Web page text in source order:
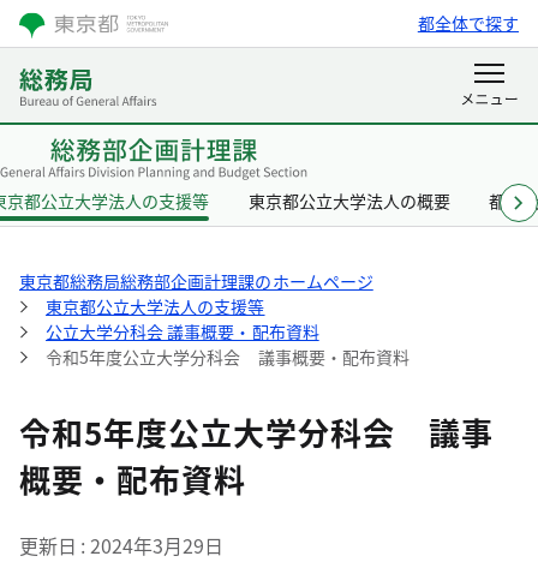
都全体で探す
京都公立大学法人の支援等 東京都公立大学法人の概要 都立
東京都総務局総務部企画計理課のホームページ
東京都公立大学法人の支援等
公立大学分科会 議事概要・配布資料
令和5年度公立大学分科会 議事概要・配布資料
令和5年度公立大学分科会 議事
概要・配布資料
更新日 2024年3月29日